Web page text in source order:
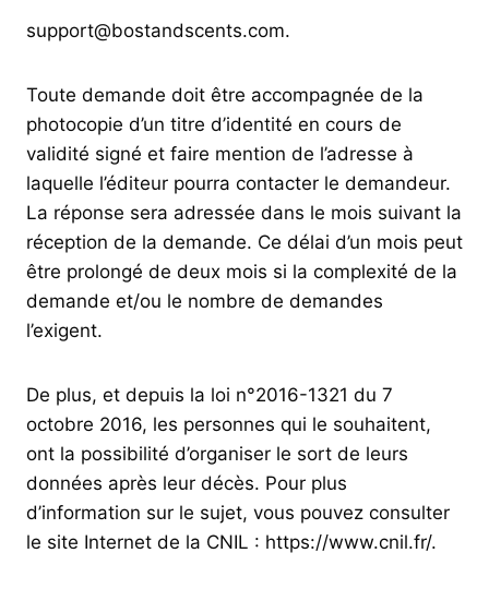
support@bostandscents.com.
Toute demande doit être accompagnée de la
photocopie d’un titre d’identité en cours de
validité signé et faire mention de l’adresse à
laquelle l’éditeur pourra contacter le demandeur.
La réponse sera adressée dans le mois suivant la
réception de la demande. Ce délai d’un mois peut
être prolongé de deux mois si la complexité de la
demande et/ou le nombre de demandes
l’exigent.
De plus, et depuis la loi n°2016-1321 du 7
octobre 2016, les personnes qui le souhaitent,
ont la possibilité d’organiser le sort de leurs
données après leur décès. Pour plus
d’information sur le sujet, vous pouvez consulter
le site Internet de la CNIL : https://www.cnil.fr/.